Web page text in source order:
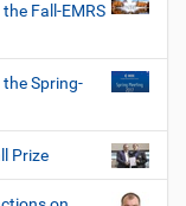
Fall-EMRS
the Spring-
Prize